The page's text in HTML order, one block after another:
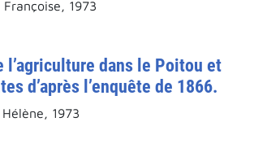
Françoise, 1973
l’agriculture dans le Poitou et
d’après l’enquête de 1866.
Hélène, 1973